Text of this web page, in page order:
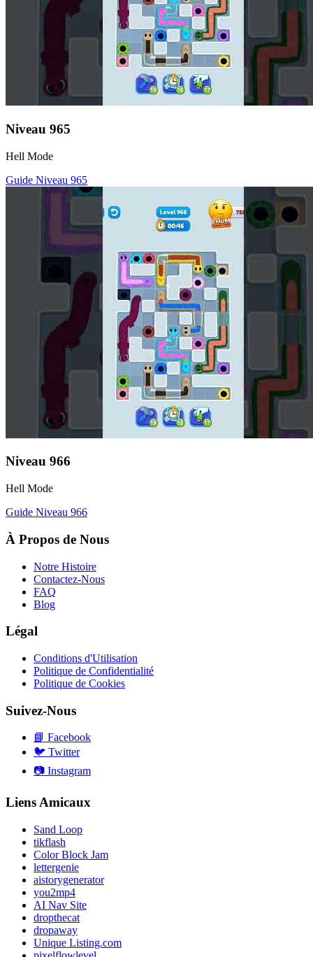
Niveau 965
Hell Mode
Guide Niveau 965
Niveau 966
Hell Mode
Guide Niveau 966
À Propos de Nous
Notre Histoire
Contactez-Nous
FAQ
Blog
Légal
Conditions d'Utilisation
Politique de Confidentialité
Politique de Cookies
Suivez-Nous
📘 Facebook
🐦 Twitter
📷 Instagram
Liens Amicaux
Sand Loop
tikflash
Color Block Jam
lettergenie
aistorygenerator
you2mp4
AI Nav Site
dropthecat
dropaway
Unique Listing.com